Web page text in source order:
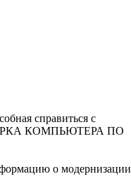
справиться с
КОМПЬЮТЕРА ПО
о модернизации